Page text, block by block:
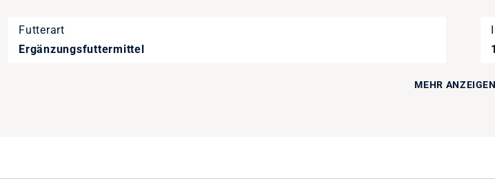
Futterart
Ergänzungsfuttermittel
MEHR ANZEIGEN